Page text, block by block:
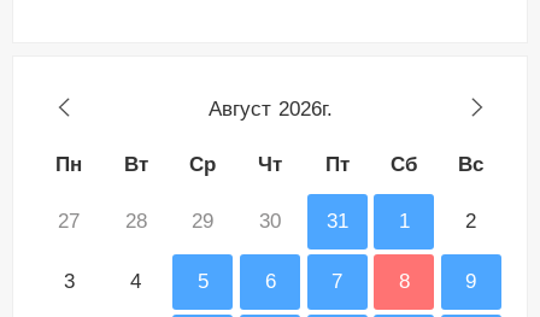
Август 2026г.
Пн Вт Ср Чт Пт Сб Вс
27 28 29 30 31 1 2
3 4 5 6 7 8 9